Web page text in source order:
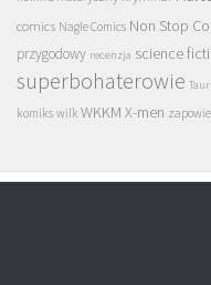
comics Nagle Comics Non Stop
przygodowy recenzja science
superbohaterowie
komiks wilk WKKM X-men